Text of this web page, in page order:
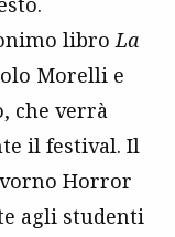
libroLa
Morelli e
che verrà
il festival. Il
Horror
agli studenti